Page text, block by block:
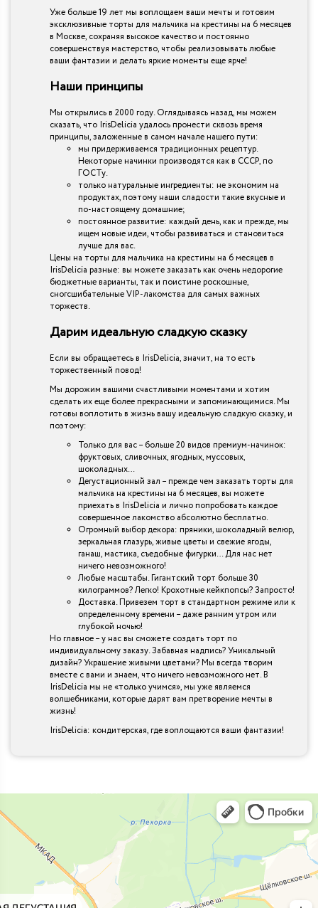
Уже больше 19 лет мы воплощаем ваши мечты и готовим
эксклюзивные торты для мальчика на крестины на 6 месяцев
в Москве, сохраняя высокое качество и постоянно
совершенствуя мастерство, чтобы реализовывать любые
ваши фантазии и делать яркие моменты еще ярче!
Наши принципы
Мы открылись в 2000 году. Оглядываясь назад, мы можем
сказать, что IrisDelicia удалось пронести сквозь время
принципы, заложенные в самом начале нашего пути:
мы придерживаемся традиционных рецептур.
Некоторые начинки производятся как в СССР, по
ГОСТу.
только натуральные ингредиенты: не экономим на
продуктах, поэтому наши сладости такие вкусные и
по-настоящему домашние;
постоянное развитие: каждый день, как и прежде, мы
ищем новые идеи, чтобы развиваться и становиться
лучше для вас.
Цены на торты для мальчика на крестины на 6 месяцев в
IrisDelicia разные: вы можете заказать как очень недорогие
бюджетные варианты, так и поистине роскошные,
сногсшибательные VIP-лакомства для самых важных
торжеств.
Дарим идеальную сладкую сказку
Если вы обращаетесь в IrisDelicia, значит, на то есть
торжественный повод!
Мы дорожим вашими счастливыми моментами и хотим
сделать их еще более прекрасными и запоминающимися. Мы
готовы воплотить в жизнь вашу идеальную сладкую сказку, и
поэтому:
Только для вас – больше 20 видов премиум-начинок:
фруктовых, сливочных, ягодных, муссовых,
шоколадных…
Дегустационный зал – прежде чем заказать торты для
мальчика на крестины на 6 месяцев, вы можете
приехать в IrisDelicia и лично попробовать каждое
совершенное лакомство абсолютно бесплатно.
Огромный выбор декора: пряники, шоколадный велюр,
зеркальная глазурь, живые цветы и свежие ягоды,
ганаш, мастика, съедобные фигурки… Для нас нет
ничего невозможного!
Любые масштабы. Гигантский торт больше 30
килограммов? Легко! Крохотные кейкпопсы? Запросто!
Доставка. Привезем торт в стандартном режиме или к
определенному времени – даже ранним утром или
глубокой ночью!
Но главное – у нас вы сможете создать торт по
индивидуальному заказу. Забавная надпись? Уникальный
дизайн? Украшение живыми цветами? Мы всегда творим
вместе с вами и знаем, что ничего невозможного нет. В
IrisDelicia мы не «только учимся», мы уже являемся
волшебниками, которые дарят вам претворение мечты в
жизнь!
IrisDelicia: кондитерская, где воплощаются ваши фантазии!